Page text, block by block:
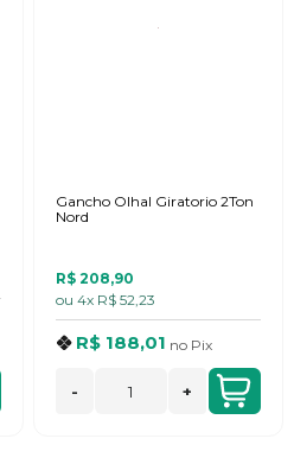
Gancho Olhal Giratorio 2Ton
Nord
R$ 208,90
ou 4x R$ 52,23
R$ 188,01 no Pix
- +